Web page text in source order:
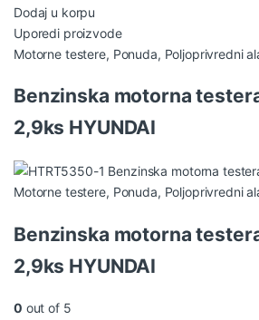
Dodaj u korpu
Uporedi proizvode
Motorne testere, Ponuda, Poljoprivredni
Benzinska motorna
2,9ks HYUNDAI
Motorne testere, Ponuda, Poljoprivredni
Benzinska motorna
2,9ks HYUNDAI
0 out of 5